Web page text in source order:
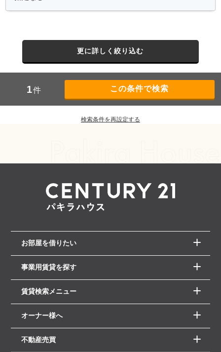
更に詳しく絞り込む
1件
検索条件を再設定する
お部屋を借りたい
事業用賃貸を探す
賃貸検索メニュー
オーナー様へ
不動産売買